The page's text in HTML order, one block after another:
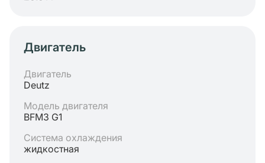
Двигатель
Двигатель
Deutz
Модель двигателя
BFM3 G1
Система охлаждения
жидкостная